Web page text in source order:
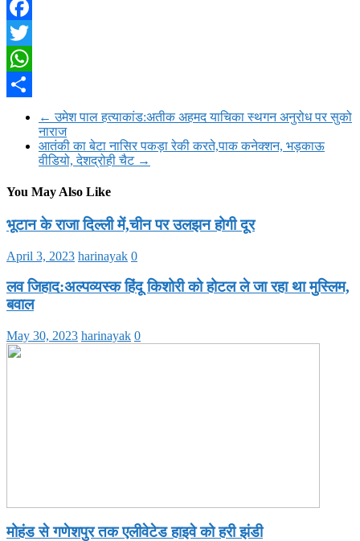
Facebook
Twitter
WhatsApp
← उमेश पाल हत्याकांड:अतीक अहमद याचिका स्थगन अनुरोध पर सुको
नाराज
आतंकी का बेटा नासिर पकड़ा रेकी करते,पाक कनेक्शन, भड़काऊ
वीडियो, देशद्रोही चैट →
You May Also Like
भूटान के राजा दिल्ली में,चीन पर उलझन होगी दूर
April 3, 2023 harinayak 0
लव जिहाद:अल्पव्यस्क हिंदू किशोरी को होटल ले जा रहा था मुस्लिम,
बवाल
May 30, 2023 harinayak 0
मोहंड से गणेशपुर तक एलीवेटेड हाइवे को हरी झंडी